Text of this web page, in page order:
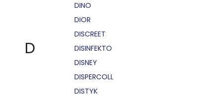
D
DINO
DIOR
DISCREET
DISINFEKTO
DISNEY
DISPERCOLL
DISTYK